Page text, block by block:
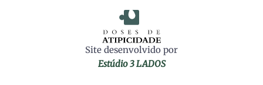
Site desenvolvido por
Estúdio 3 LADOS